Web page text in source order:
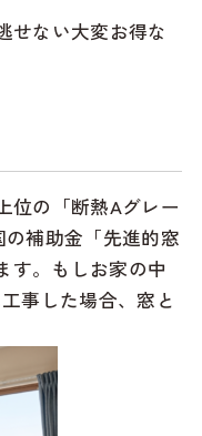
せない大変お得な
位の「断熱Aグレー
の補助金「先進的窓
す。もしお家の中
事した場合、窓と